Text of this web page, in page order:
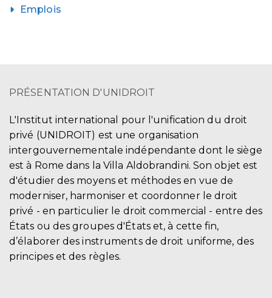
Emplois
PRÉSENTATION D'UNIDROIT
L'Institut international pour l'unification du droit
privé (UNIDROIT) est une organisation
intergouvernementale indépendante dont le siège
est à Rome dans la Villa Aldobrandini. Son objet est
d'étudier des moyens et méthodes en vue de
moderniser, harmoniser et coordonner le droit
privé - en particulier le droit commercial - entre des
États ou des groupes d'États et, à cette fin,
d’élaborer des instruments de droit uniforme, des
principes et des règles.